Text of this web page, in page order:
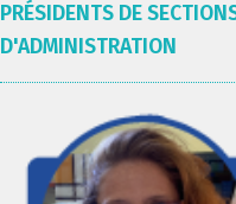
PRÉSIDENTS DE
D'ADMINISTRATION